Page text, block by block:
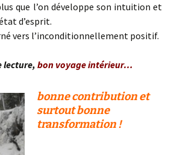
que l’on développe son intuition et
d’esprit.
vers l’inconditionnellement positif.
lecture, bon voyage intérieur…
bonne contribution et
surtout bonne
transformation !